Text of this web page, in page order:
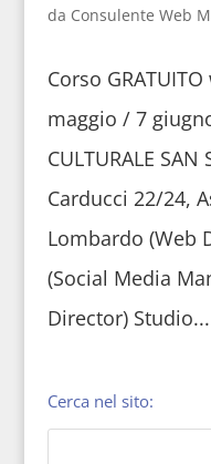
da Consulente Web
Corso
maggio / 7
CULTURALE
Carducci 22/24,
Lombardo (Web
(Social Media
Director) Studio...
Cerca nel sito: